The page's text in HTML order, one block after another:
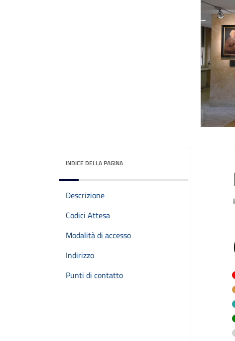
INDICE DELLA PAGINA
Descrizione
Codici Attesa
Modalità di accesso
Indirizzo
Punti di contatto